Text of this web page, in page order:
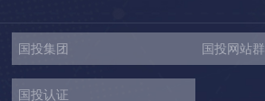
国投集团 国投网站群
国投认证